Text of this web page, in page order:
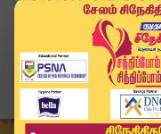
Home
வீடியோ ஸ்டோரி
தேர்வு